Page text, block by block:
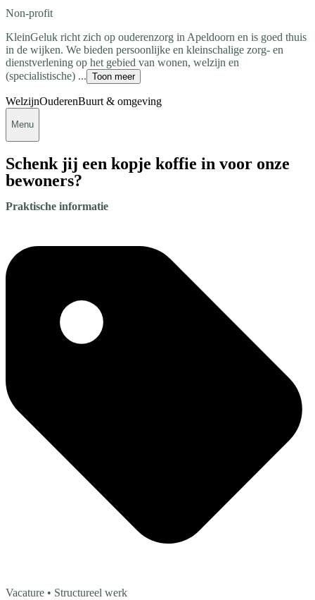
Non-profit
KleinGeluk richt zich op ouderenzorg in Apeldoorn en is goed thuis
in de wijken. We bieden persoonlijke en kleinschalige zorg- en
dienstverlening op het gebied van wonen, welzijn en
(specialistische) ... Toon meer
WelzijnOuderenBuurt & omgeving
Menu
Schenk jij een kopje koffie in voor onze
bewoners?
Praktische informatie
Vacature • Structureel werk